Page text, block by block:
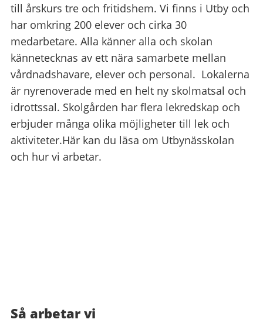
till årskurs tre och fritidshem. Vi finns i Utby och
har omkring 200 elever och cirka 30
medarbetare. Alla känner alla och skolan
kännetecknas av ett nära samarbete mellan
vårdnadshavare, elever och personal. Lokalerna
är nyrenoverade med en helt ny skolmatsal och
idrottssal. Skolgården har flera lekredskap och
erbjuder många olika möjligheter till lek och
aktiviteter.Här kan du läsa om Utbynässkolan
och hur vi arbetar.
Så arbetar vi